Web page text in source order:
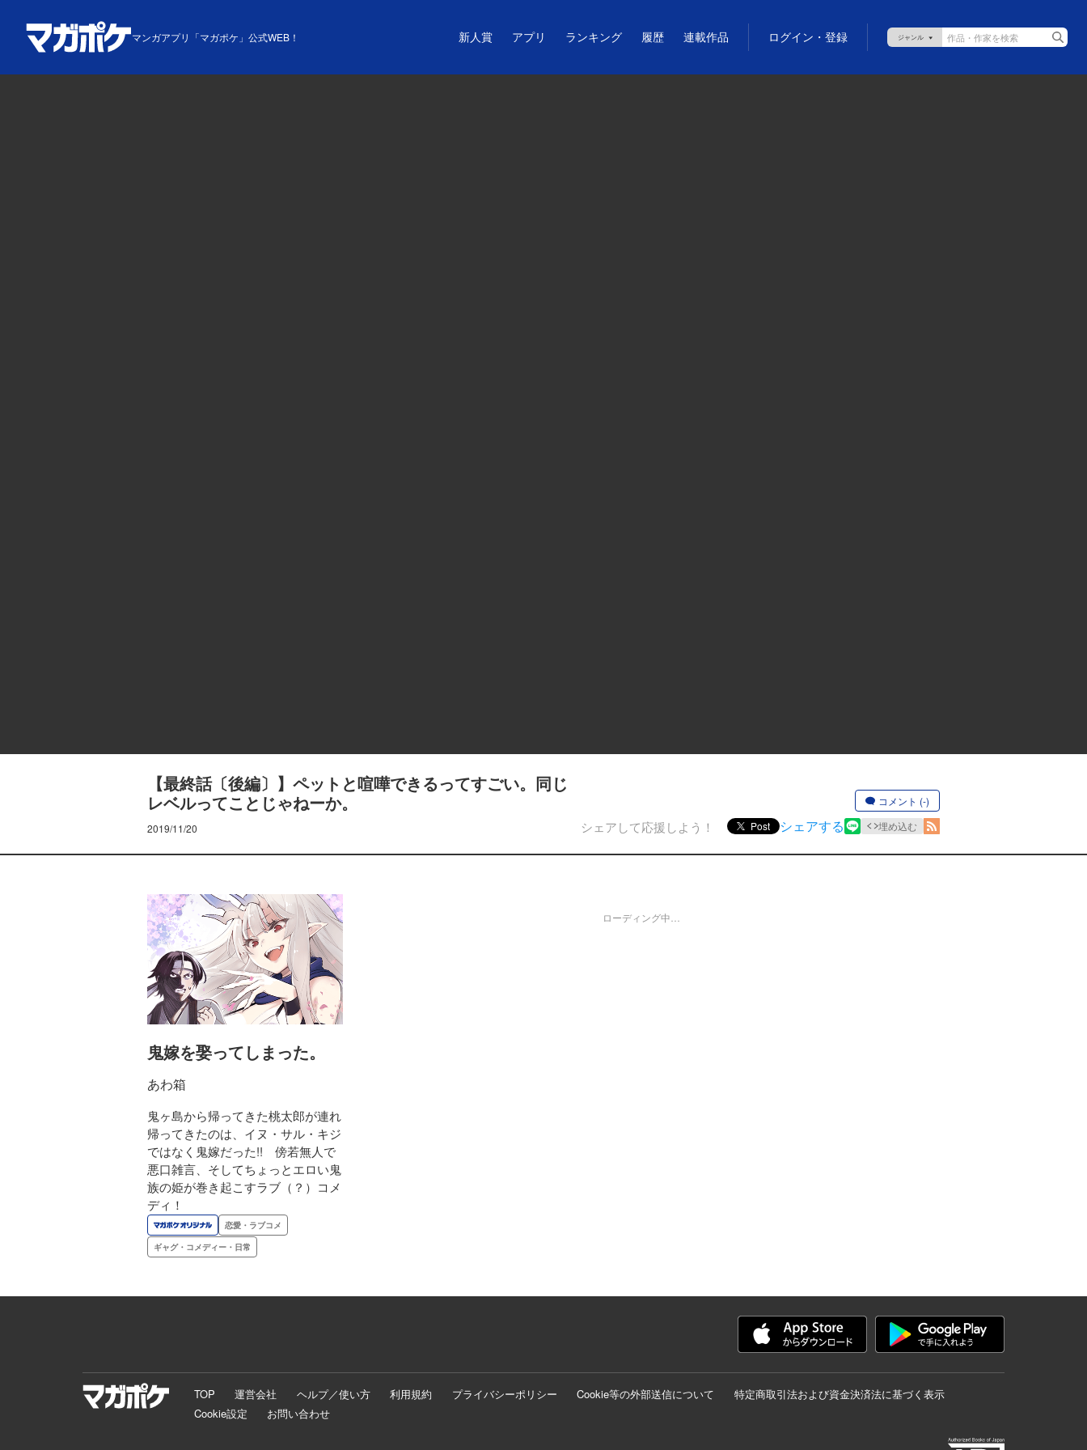
マンガアプリ「マガポケ」公式WEB！ 新人賞 アプリ ランキング 履歴 連載作品 ログイン・登録
【最終話〔後編〕】ペットと喧嘩できるってすごい。同じ
レベルってことじゃねーか。
2019/11/20
コメント (-)
シェアして応援しよう！ Post シェアする 埋め込む
鬼嫁を娶ってしまった。
あわ箱
鬼ヶ島から帰ってきた桃太郎が連れ
帰ってきたのは、イヌ・サル・キジ
ではなく鬼嫁だった!! 傍若無人で
悪口雑言、そしてちょっとエロい鬼
族の姫が巻き起こすラブ（？）コメ
ディ！
恋愛・ラブコメ
ギャグ・コメディー・日常
ローディング中…
TOP 運営会社 ヘルプ／使い方 利用規約 プライバシーポリシー Cookie等の外部送信について
特定商取引法および資金決済法に基づく表示
Cookie設定
お問い合わせ